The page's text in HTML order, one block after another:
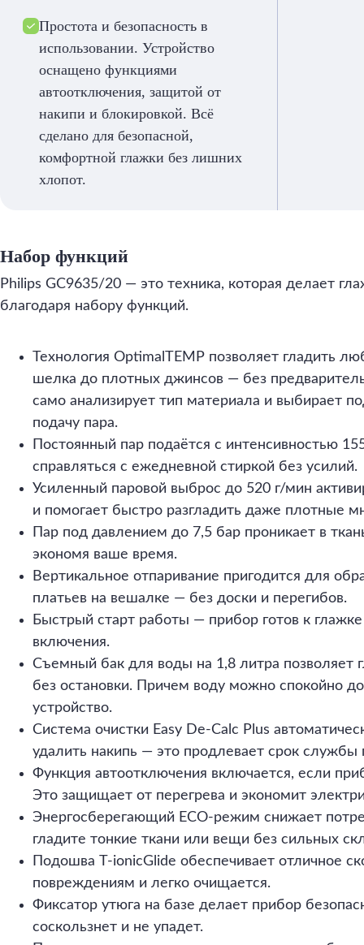
Простота и безопасность в
использовании. Устройство
оснащено функциями
автоотключения, защитой от
накипи и блокировкой. Всё
сделано для безопасной,
комфортной глажки без лишних
хлопот.
Набор функций
Philips GC9635/20 — это техника, которая делает
благодаря набору функций.
Технология OptimalTEMP позволяет гладить
шелка до плотных джинсов — без
само анализирует тип материала и выбирает
подачу пара.
Постоянный пар подаётся с интенсивностью
справляться с ежедневной стиркой без усилий.
Усиленный паровой выброс до 520 г/мин
и помогает быстро разгладить даже плотные
Пар под давлением до 7,5 бар проникает в
экономя ваше время.
Вертикальное отпаривание пригодится для
платьев на вешалке — без доски и перегибов.
Быстрый старт работы — прибор готов к
включения.
Съемный бак для воды на 1,8 литра позволяет
без остановки. Причем воду можно спокойно
устройство.
Система очистки Easy De-Calc Plus
удалить накипь — это продлевает срок службы
Функция автоотключения включается, если
Это защищает от перегрева и экономит
Энергосберегающий ECO-режим снижает
гладите тонкие ткани или вещи без сильных
Подошва T-ionicGlide обеспечивает отличное
повреждениям и легко очищается.
Фиксатор утюга на базе делает прибор
соскользнет и не упадет.